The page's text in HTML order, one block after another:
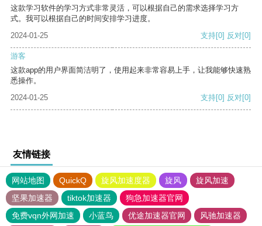
这款学习软件的学习方式非常灵活，可以根据自己的需求选择学习方
式。我可以根据自己的时间安排学习进度。
2024-01-25
支持[0] 反对[0]
游客
这款app的用户界面简洁明了，使用起来非常容易上手，让我能够快速熟
悉操作。
2024-01-25
支持[0] 反对[0]
友情链接
网站地图 QuickQ 旋风加速度器 旋风
旋风加速
坚果加速器
tiktok加速器
狗急加速器官网
免费vqn外网加速
小蓝鸟 优途加速器官网 风驰加速器